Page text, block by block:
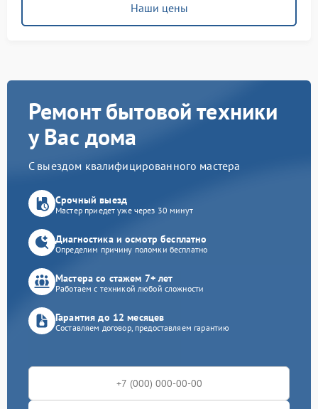
Наши цены
Ремонт бытовой техники
у Вас дома
С выездом квалифицированного мастера
Срочный выезд
Мастер приедет уже через 30 минут
Диагностика и осмотр бесплатно
Определим причину поломки бесплатно
Мастера со стажем 7+ лет
Работаем с техникой любой сложности
Гарантия до 12 месяцев
Составляем договор, предоставляем гарантию